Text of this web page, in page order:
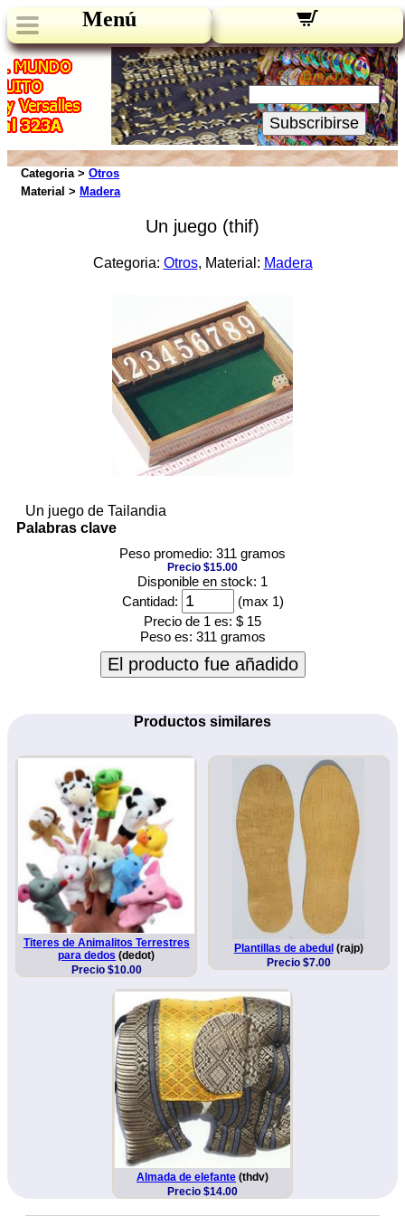
Menú
Novedades:
Su Email:
Subscribirse
Categoria > Otros
Material > Madera
Un juego (thif)
Categoria: Otros, Material: Madera
Un juego de Tailandia
Palabras clave
Peso promedio: 311 gramos
Precio $15.00
Disponible en stock: 1
Cantidad:
(max 1)
Precio de 1 es: $ 15
Peso es: 311 gramos
El producto fue añadido
Productos similares
Titeres de Animalitos Terrestres
para dedos (dedot)
Precio $10.00
Plantillas de abedul(rajp)
Precio $7.00
Almada de elefante (thdv)
Precio $14.00